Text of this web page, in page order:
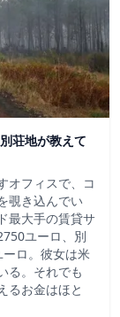
荘地が教えて
オフィスで、コ
覗き込んでい
最大手の賃貸サ
ユーロ、別
ロ。彼女は米
る。それでも
るお金はほと